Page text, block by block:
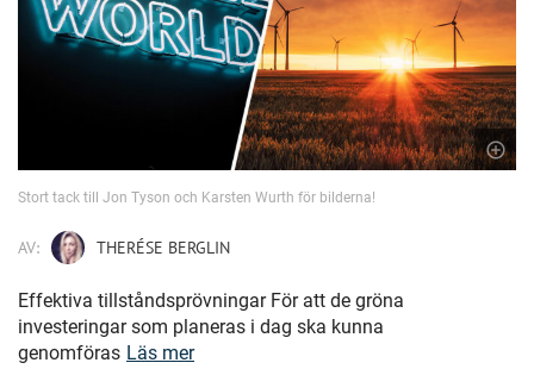
Stort tack till Jon Tyson och Karsten Wurth för bilderna!
AV: THERÉSE BERGLIN
Effektiva tillståndsprövningar För att de gröna
investeringar som planeras i dag ska kunna
genomföras Läs mer